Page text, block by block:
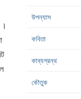
উপন্যাস
কবিতা
কাব্যগ্রন্থ
কৌতুক